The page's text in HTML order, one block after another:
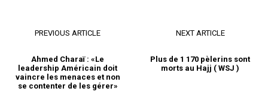
PREVIOUS ARTICLE
Ahmed Charaï : «Le
leadership Américain doit
vaincre les menaces et non
se contenter de les gérer»
NEXT ARTICLE
Plus de 1 170 pèlerins sont
morts au Hajj ( WSJ )